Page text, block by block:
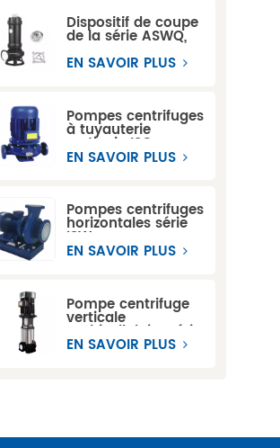
Dispositif de coupe
de la série ASWQ,
submersibles pour
EN SAVOIR PLUS
Pompes centrifuges
à tuyauterie
verticale ISG
EN SAVOIR PLUS
Pompes centrifuges
horizontales série
ISW
EN SAVOIR PLUS
Pompe centrifuge
verticale
multicellulaire série
CDL
EN SAVOIR PLUS